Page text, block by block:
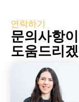
연락하기
문의사항
도움드리